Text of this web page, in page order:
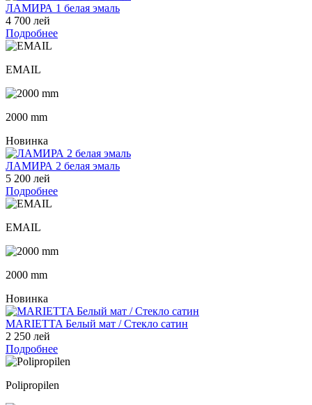
ЛАМИРА 1 белая эмаль
4 700 лей
Подробнее
EMAIL
2000 mm
Новинка
ЛАМИРА 2 белая эмаль
5 200 лей
Подробнее
EMAIL
2000 mm
Новинка
MARIETTA Белый мат / Стекло сатин
2 250 лей
Подробнее
Polipropilen